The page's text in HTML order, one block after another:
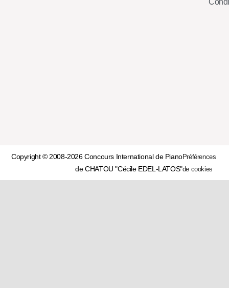
Copyright © 2008-2026 Concours International de Piano
de CHATOU "Cécile EDEL-LATOS"
Préférences
de cookies